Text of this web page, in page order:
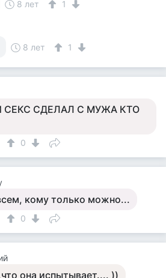
8 лет 1
8 лет 1
СДЕЛАЛ С МУЖА КТО
0
кому только можно...
0
она испытывает.... ))